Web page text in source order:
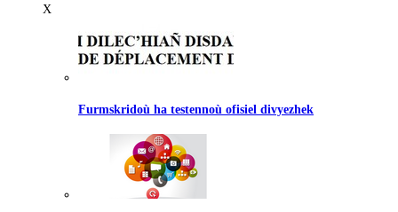
X
Furmskridoù ha testennoù ofisiel divyezhek